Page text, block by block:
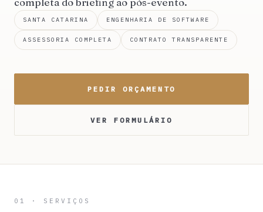
SANTA CATARINA ENGENHARIA DE SOFTWARE
ASSESSORIA COMPLETA CONTRATO TRANSPARENTE
PEDIR ORÇAMENTO
VER FORMULÁRIO
01 · SERVIÇOS